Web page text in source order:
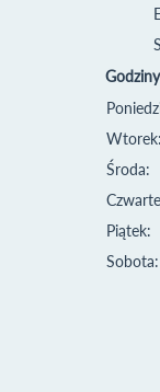
Wtorek:
Środa:
Piątek:
Sobota: